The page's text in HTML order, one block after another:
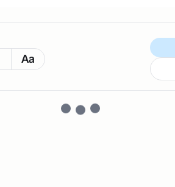
Aa